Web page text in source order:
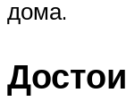
дома.